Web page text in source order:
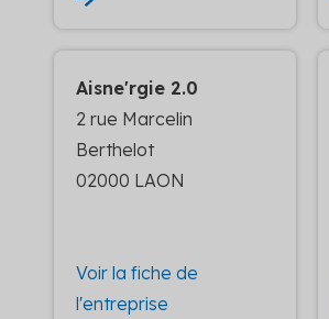
Aisne'rgie 2.0
2 rue Marcelin
Berthelot
02000 LAON
Voir la fiche de
l'entreprise